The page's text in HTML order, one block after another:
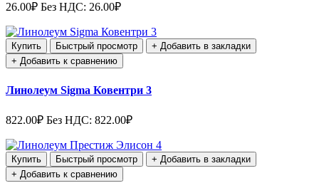
26.00₽ Без НДС: 26.00₽
Купить Быстрый просмотр
+ Добавить в закладки
+ Добавить к сравнению
Линолеум Sigma Ковентри 3
822.00₽ Без НДС: 822.00₽
Купить Быстрый просмотр
+ Добавить в закладки
+ Добавить к сравнению